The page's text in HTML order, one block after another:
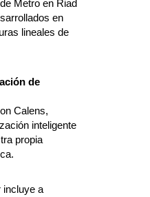
Metro en Riad
en
lineales de
de
Calens,
inteligente
propia
incluye a